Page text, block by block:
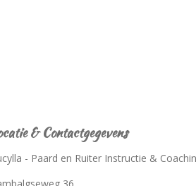
& Contactgegevens
- Paard en Ruiter Instructie &
36